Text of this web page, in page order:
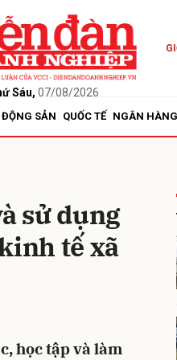
Sáu, 07/08/2026
SẢN QUỐC TẾ NGÂN
sử dụng
tế xã
học tập và làm